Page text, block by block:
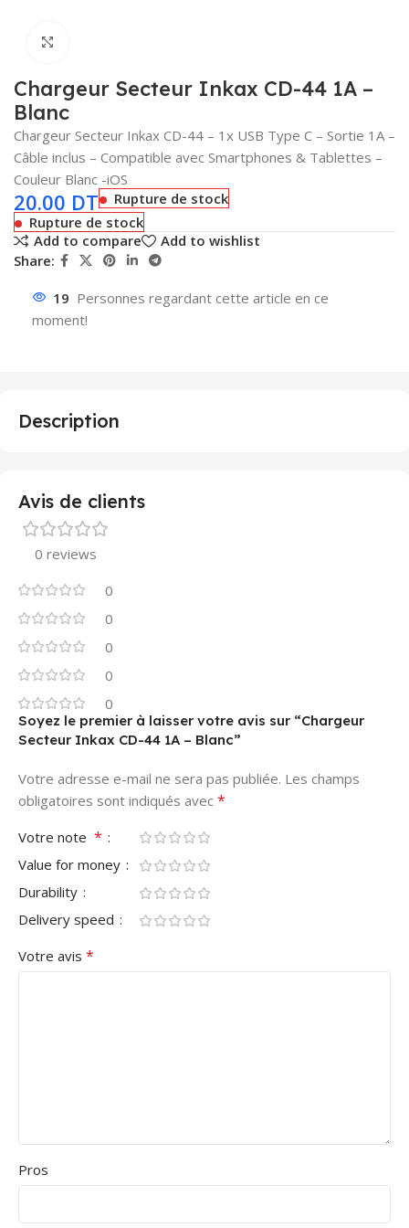
Chargeur Secteur Inkax CD-44 1A –
Blanc
Chargeur Secteur Inkax CD-44 – 1x USB Type C – Sortie 1A –
Câble inclus – Compatible avec Smartphones & Tablettes –
Couleur Blanc -iOS
20.00 DT
Rupture de stock
Rupture de stock
Add to compare
Add to wishlist
Share:
19 Personnes regardant cette article en ce
moment!
Description
Avis de clients
0 reviews
0
0
0
0
0
Soyez le premier à laisser votre avis sur “Chargeur
Secteur Inkax CD-44 1A – Blanc”
Votre adresse e-mail ne sera pas publiée. Les champs
obligatoires sont indiqués avec *
Votre note *
Value for money
Durability
Delivery speed
Votre avis *
Pros